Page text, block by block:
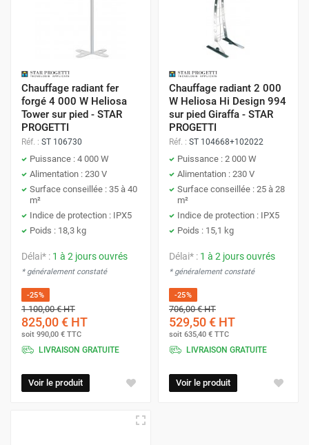
Chauffage radiant fer
forgé 4 000 W Heliosa
Tower sur pied - STAR
PROGETTI
Réf. : ST 106730
Puissance : 4 000 W
Alimentation : 230 V
Surface conseillée : 35 à 40
m²
Indice de protection : IPX5
Poids : 18,3 kg
Délai* : 1 à 2 jours ouvrés
* généralement constaté
-25%
1 100,00 €HT
825,00 € HT
soit 990,00 € TTC
LIVRAISON GRATUITE
Voir le produit
Chauffage radiant 2 000
W Heliosa Hi Design 994
sur pied Giraffa - STAR
PROGETTI
Réf. : ST 104668+102022
Puissance : 2 000 W
Alimentation : 230 V
Surface conseillée : 25 à 28
m²
Indice de protection : IPX5
Poids : 15,1 kg
Délai* : 1 à 2 jours ouvrés
* généralement constaté
-25%
706,00 €HT
529,50 € HT
soit 635,40 € TTC
LIVRAISON GRATUITE
Voir le produit